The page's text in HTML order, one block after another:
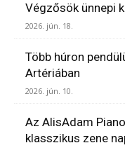
Végzősök ünnepi
2026. jún. 18.
Több húron
Artériában
2026. jún. 10.
Az AlisAdam
klasszikus zene